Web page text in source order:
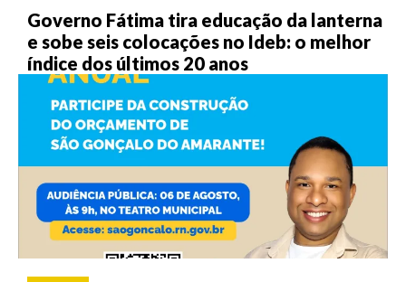
Governo Fátima tira educação da lanterna
e sobe seis colocações no Ideb: o melhor
índice dos últimos 20 anos